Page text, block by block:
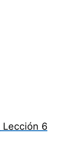
Lección 6